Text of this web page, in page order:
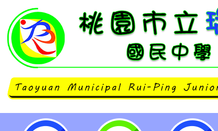
國立中央大學台灣電影研究中心辦